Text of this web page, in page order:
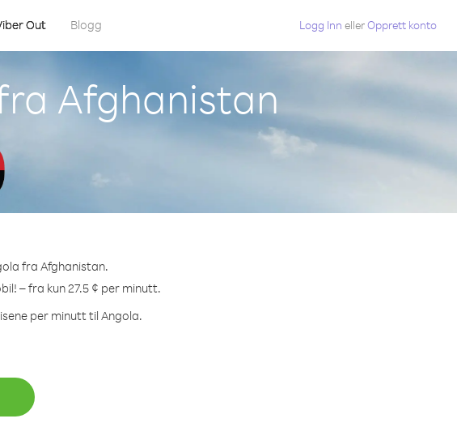
Out Blogg Logg Inn ellerOpprett konto
Afghanistan
fra Afghanistan.
– fra kun 27.5 ¢ per minutt.
per minutt til Angola.